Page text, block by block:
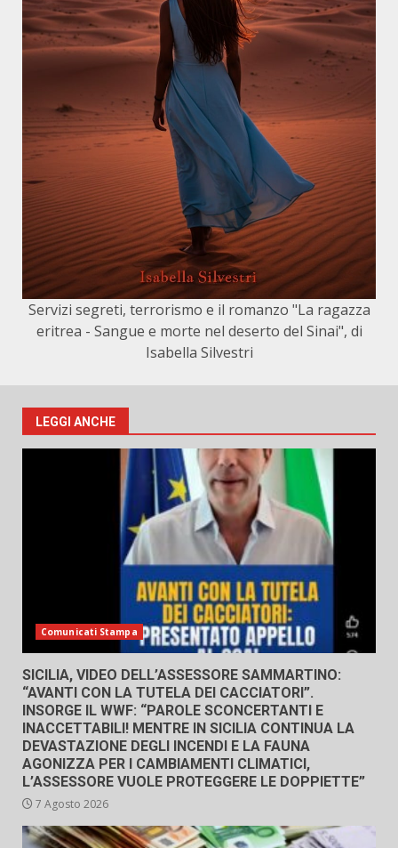
Servizi segreti, terrorismo e il romanzo "La ragazza
eritrea - Sangue e morte nel deserto del Sinai", di
Isabella Silvestri
LEGGI ANCHE
Comunicati Stampa
SICILIA, VIDEO DELL’ASSESSORE SAMMARTINO:
“AVANTI CON LA TUTELA DEI CACCIATORI”.
INSORGE IL WWF: “PAROLE SCONCERTANTI E
INACCETTABILI! MENTRE IN SICILIA CONTINUA LA
DEVASTAZIONE DEGLI INCENDI E LA FAUNA
AGONIZZA PER I CAMBIAMENTI CLIMATICI,
L’ASSESSORE VUOLE PROTEGGERE LE DOPPIETTE”
7 Agosto 2026